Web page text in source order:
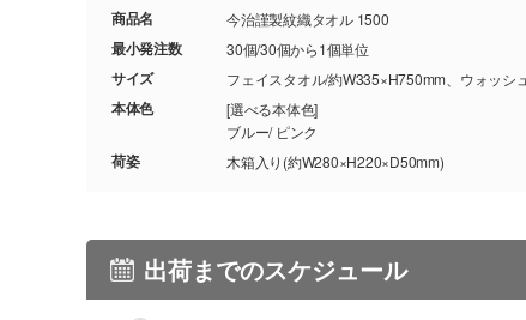
商品名 今治謹製紋織タオル 1500
最小発注数 30個/30個から1個単位
サイズ フェイスタオル/約W335×H750mm、ウォッシ
本体色
[選べる本体色]
ブルー/ ピンク
荷姿 木箱入り(約W280×H220×D50mm)
出荷までのスケジュール